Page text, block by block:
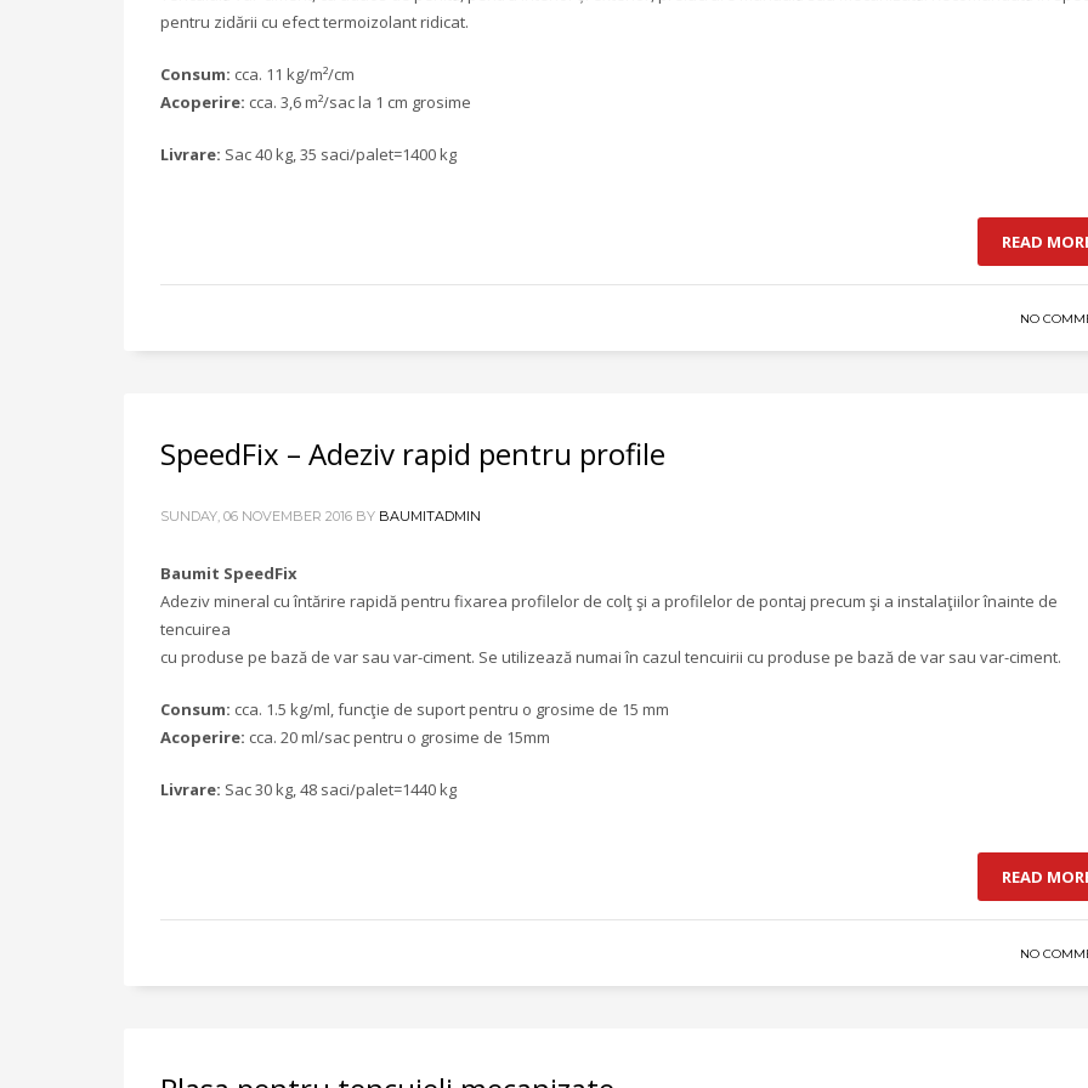
pentru zidării cu efect termoizolant ridicat.
Consum: cca. 11 kg/m²/cm
Acoperire: cca. 3,6 m²/sac la 1 cm grosime
Livrare: Sac 40 kg, 35 saci/palet=1400 kg
READ
NO
SpeedFix – Adeziv rapid pentru profile
SUNDAY, 06 NOVEMBER 2016 BY BAUMITADMIN
Baumit SpeedFix
Adeziv mineral cu întărire rapidă pentru fixarea profilelor de colţ şi a profilelor de pontaj precum şi a instalaţiilor înainte de
tencuirea
cu produse pe bază de var sau var-ciment. Se utilizează numai în cazul tencuirii cu produse pe bază de var sau var-ciment.
Consum: cca. 1.5 kg/ml, funcţie de suport pentru o grosime de 15 mm
Acoperire: cca. 20 ml/sac pentru o grosime de 15mm
Livrare: Sac 30 kg, 48 saci/palet=1440 kg
READ
NO